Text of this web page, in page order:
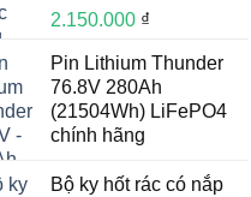
2.150.000 ₫
Pin Lithium Thunder
76.8V 280Ah
(21504Wh) LiFePO4
chính hãng
Bộ ky hốt rác có nắp